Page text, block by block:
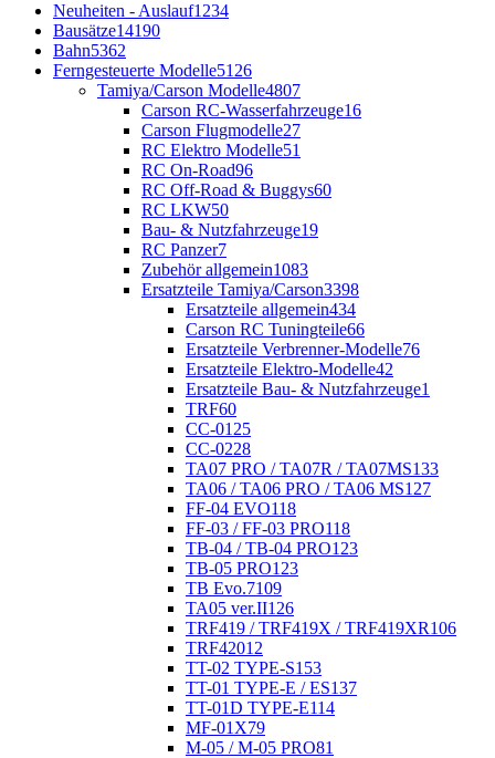
Neuheiten - Auslauf1234
Bausätze14190
Bahn5362
Ferngesteuerte Modelle5126
Tamiya/Carson Modelle4807
Carson RC-Wasserfahrzeuge16
Carson Flugmodelle27
RC Elektro Modelle51
RC On-Road96
RC Off-Road & Buggys60
RC LKW50
Bau- & Nutzfahrzeuge19
RC Panzer7
Zubehör allgemein1083
Ersatzteile Tamiya/Carson3398
Ersatzteile allgemein434
Carson RC Tuningteile66
Ersatzteile Verbrenner-Modelle76
Ersatzteile Elektro-Modelle42
Ersatzteile Bau- & Nutzfahrzeuge1
TRF60
CC-01 25
CC-0228
TA07 PRO / TA07R / TA07MS133
TA06 / TA06 PRO / TA06 MS127
FF-04 EVO118
FF-03 / FF-03 PRO118
TB-04 / TB-04 PRO123
TB-05 PRO123
TB Evo.7109
TA05 ver.II126
TRF419 / TRF419X / TRF419XR106
TRF42012
TT-02 TYPE-S153
TT-01 TYPE-E / ES137
TT-01D TYPE-E114
MF-01X79
M-05 / M-05 PRO81